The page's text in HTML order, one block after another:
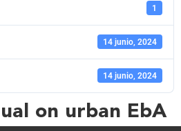
1
14 junio, 2024
14 junio, 2024
on urban EbA